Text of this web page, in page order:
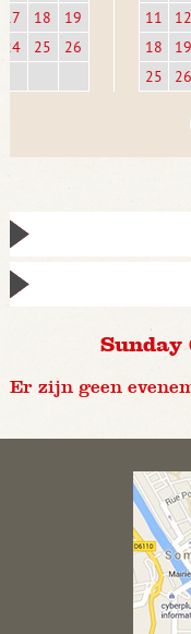
17
18
19
24
25 26
11
12
18
19
25
26
Sunday
Er zijn geen